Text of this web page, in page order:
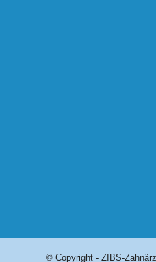
© Copyright - ZIBS-